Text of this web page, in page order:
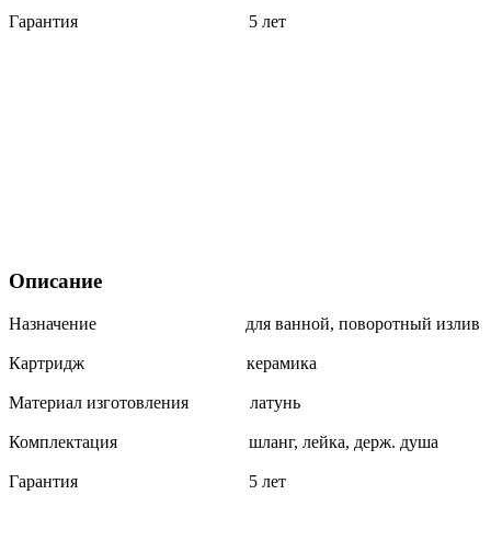
Гарантия 5 лет
Описание
Назначение для ванной, поворотный излив
Картридж керамика
Материал изготовления латунь
Комплектация шланг, лейка, держ. душа
Гарантия 5 лет